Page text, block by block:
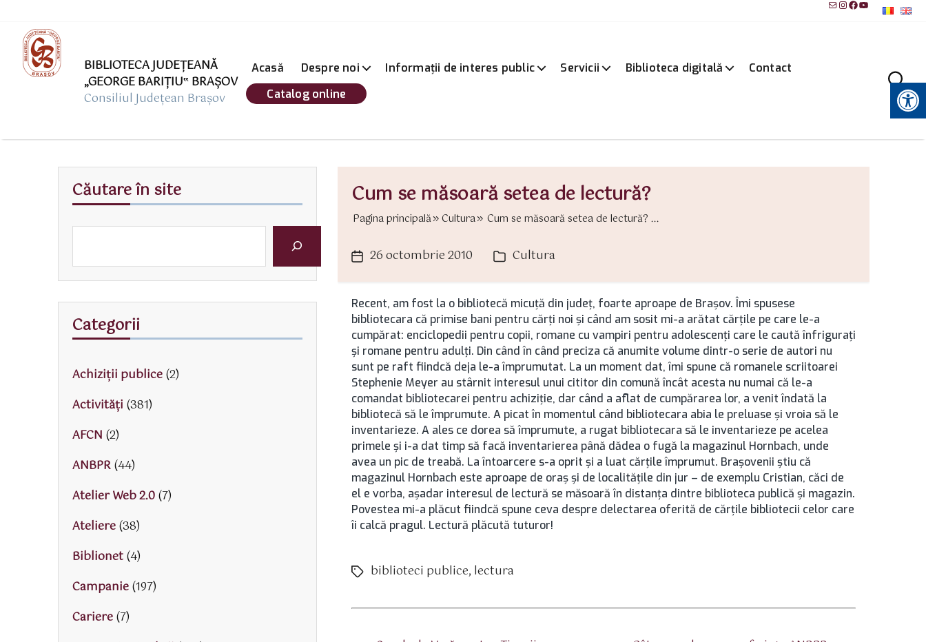
MailInstagram
Facebook
YouTube
BIBLIOTECA JUDEȚEANĂ
„GEORGE BARIŢIU‟ BRAŞOV
Consiliul Județean Brașov
Acasă Despre noi Informații de interes public Servicii Biblioteca digitală
Contact
Catalog online
Instrumente pentru accesibilitate
Cum se măsoară setea de lectură?
Pagina principală Cultura Cum se măsoară setea de lectură? ...
Dată26 octombrie 2010 Categorii
Cultura
Recent, am fost la o bibliotecă micuţă din judeţ, foarte aproape de Braşov. Îmi spusese
bibliotecara că primise bani pentru cărţi noi şi când am sosit mi-a arătat cărţile pe care le-a
cumpărat: enciclopedii pentru copii, romane cu vampiri pentru adolescenţi care le caută înfriguraţi
şi romane pentru adulţi. Din când în când preciza că anumite volume dintr-o serie de autori nu
sunt pe raft fiindcă deja le-a împrumutat. La un moment dat, îmi spune că romanele scriitoarei
Stephenie Meyer au stârnit interesul unui cititor din comună încât acesta nu numai că le-a
comandat bibliotecarei pentru achiziţie, dar când a aflat de cumpărarea lor, a venit îndată la
bibliotecă să le împrumute. A picat în momentul când bibliotecara abia le preluase şi vroia să le
inventarieze. A ales ce dorea să împrumute, a rugat bibliotecara să le inventarieze pe acelea
primele şi i-a dat timp să facă inventarierea până dădea o fugă la magazinul Hornbach, unde
avea un pic de treabă. La întoarcere s-a oprit şi a luat cărţile împrumut. Braşovenii ştiu că
magazinul Hornbach este aproape de oraş şi de localităţile din jur – de exemplu Cristian, căci de
el e vorba, aşadar interesul de lectură se măsoară în distanţa dintre biblioteca publică şi magazin.
Povestea mi-a plăcut fiindcă spune ceva despre delectarea oferită de cărţile bibliotecii celor care
îi calcă pragul. Lectură plăcută tuturor!
Etichete
biblioteci publice, lectura
Căutare în site
Categorii
Achiziții publice(2)
Activităţi (381)
AFCN (2)
ANBPR(44)
Atelier Web 2.0(7)
Ateliere(38)
Biblionet(4)
Campanie(197)
Cariere(7)